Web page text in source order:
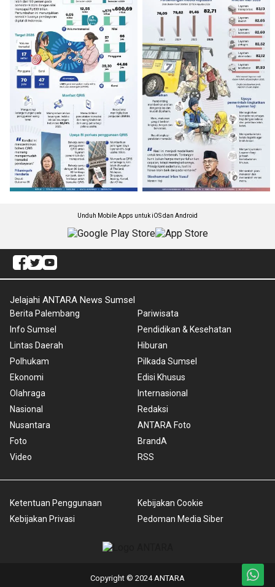
Unduh Mobile Apps untuk iOS dan Android
Jelajahi ANTARA News Sumsel
Berita Palembang
Info Sumsel
Lintas Daerah
Polhukam
Ekonomi
Olahraga
Nasional
Nusantara
Foto
Video
Pariwisata
Pendidikan & Kesehatan
Hiburan
Pilkada Sumsel
Edisi Khusus
Internasional
Redaksi
ANTARA Foto
BrandA
RSS
Ketentuan Penggunaan
Kebijakan Privasi
Kebijakan Cookie
Pedoman Media Siber
Copyright © 2024 ANTARA